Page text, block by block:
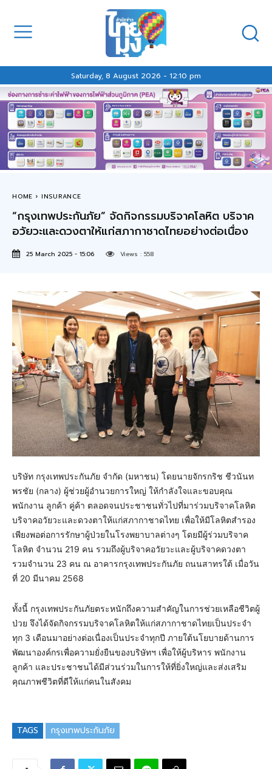
Saturday, 8 August 2026 - 12:10 pm
HOME INSURANCE
“กรุงเทพประกันภัย” จัดกิจกรรมบริจาคโลหิต บริจาค
อวัยวะและดวงตาให้แก่สภากาชาดไทยอย่างต่อเนื่อง
25 March 2025 - 15:06 Views : 558
บริษัท กรุงเทพประกันภัย จำกัด (มหาชน) โดยนายจักรกริช ชีวนันท
พรชัย (กลาง) ผู้ช่วยผู้อำนวยการใหญ่ ให้กำลังใจและขอบคุณ
พนักงาน ลูกค้า คู่ค้า ตลอดจนประชาชนทั่วไปที่มาร่วมบริจาคโลหิต
บริจาคอวัยวะและดวงตาให้แก่สภากาชาดไทย เพื่อให้มีโลหิตสำรอง
เพียงพอต่อการรักษาผู้ป่วยในโรงพยาบาลต่างๆ โดยมีผู้ร่วมบริจาค
โลหิต จำนวน 219 คน รวมถึงผู้บริจาคอวัยวะและผู้บริจาคดวงตา
รวมจำนวน 23 คน ณ อาคารกรุงเทพประกันภัย ถนนสาทรใต้ เมื่อวัน
ที่ 20 มีนาคม 2568
ทั้งนี้ กรุงเทพประกันภัยตระหนักถึงความสำคัญในการช่วยเหลือชีวิตผู้
ป่วย จึงได้จัดกิจกรรมบริจาคโลหิตให้แก่สภากาชาดไทยเป็นประจำ
ทุก 3 เดือนมาอย่างต่อเนื่องเป็นประจำทุกปี ภายใต้นโยบายด้านการ
พัฒนาองค์กรเพื่อความยั่งยืนของบริษัทฯ เพื่อให้ผู้บริหาร พนักงาน
ลูกค้า และประชาชนได้มีส่วนร่วมในการให้ที่ยิ่งใหญ่และส่งเสริม
คุณภาพชีวิตที่ดีให้แก่คนในสังคม
TAGS กรุงเทพประกันภัย